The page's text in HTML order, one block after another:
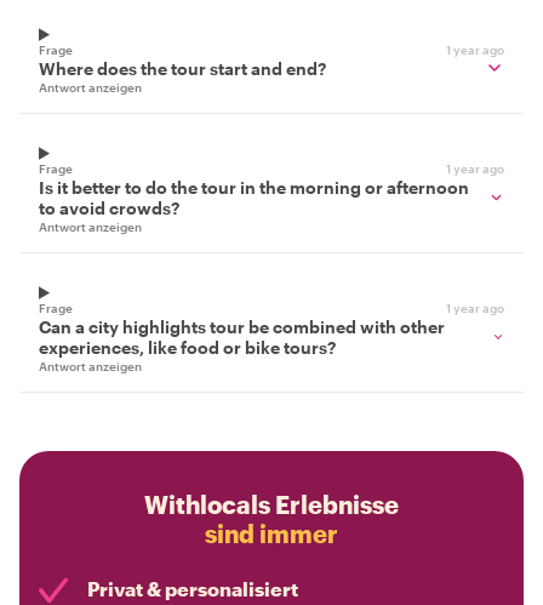
Frage 1 year ago
Where does the tour start and end?
Antwort anzeigen
Frage 1 year ago
Is it better to do the tour in the morning or afternoon
to avoid crowds?
Antwort anzeigen
Frage 1 year ago
Can a city highlights tour be combined with other
experiences, like food or bike tours?
Antwort anzeigen
Withlocals Erlebnisse
sind immer
Privat & personalisiert